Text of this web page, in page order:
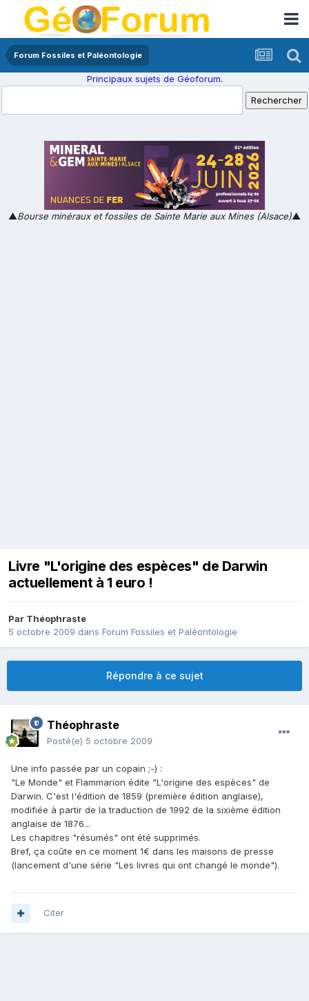
Forum Fossiles et Paléontologie
Principaux sujets de Géoforum.
▲Bourse minéraux et fossiles de Sainte Marie aux Mines (Alsace)▲
Livre "L'origine des espèces" de Darwin
actuellement à 1 euro !
Par Théophraste
5 octobre 2009 dans Forum Fossiles et Paléontologie
Répondre à ce sujet
Théophraste
Posté(e) 5 octobre 2009
Une info passée par un copain ;-) :
"Le Monde" et Flammarion édite "L'origine des espèces" de
Darwin. C'est l'édition de 1859 (première édition anglaise),
modifiée à partir de la traduction de 1992 de la sixième édition
anglaise de 1876...
Les chapitres "résumés" ont été supprimés.
Bref, ça coûte en ce moment 1€ dans les maisons de presse
(lancement d'une série "Les livres qui ont changé le monde").
Citer